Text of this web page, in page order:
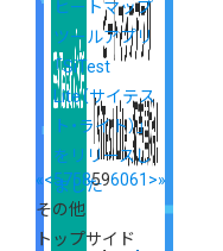
ヒートマップ
ツールアプリ
「SiTest
Lite（サイテス
ト・ライト）」
をリリースし
ました
«<5758596061 >»
その他
トップサイド